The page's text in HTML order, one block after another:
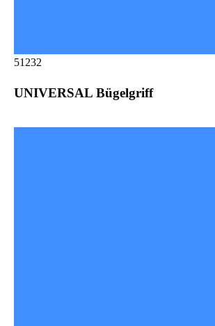
51232
UNIVERSAL Bügelgriff